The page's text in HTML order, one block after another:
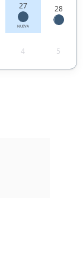
27
NUEVA
28
4 5